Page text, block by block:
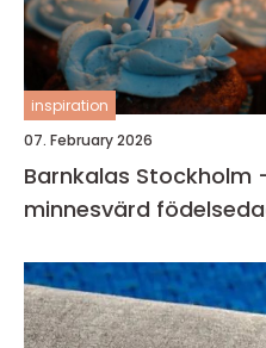
inspiration
07. February 2026
Barnkalas Stockholm
minnesvärd